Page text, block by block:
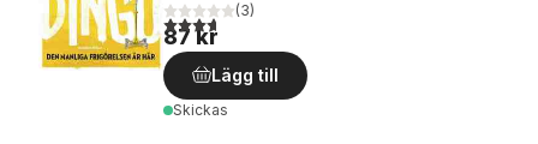
3,7utav 5 stjärnor. Totalt antal röster:
(3)
87 kr
Lägg till
Skickas